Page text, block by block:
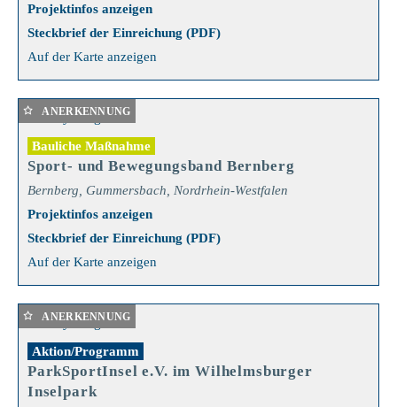
Projektinfos anzeigen
Steckbrief der Einreichung (PDF)
Auf der Karte anzeigen
Bauliche Maßnahme
Sport- und Bewegungsband Bernberg
Bernberg, Gummersbach, Nordrhein-Westfalen
Projektinfos anzeigen
Steckbrief der Einreichung (PDF)
Auf der Karte anzeigen
ANERKENNUNG
Aktion/Programm
ParkSportInsel e.V. im Wilhelmsburger
Inselpark
ANERKENNUNG